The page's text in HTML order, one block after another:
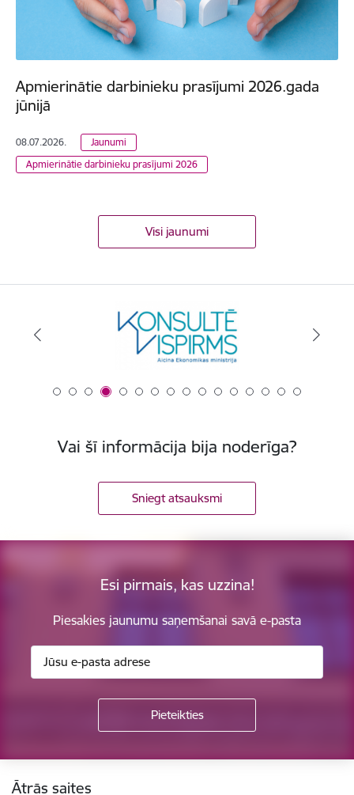
Apmierinātie darbinieku prasījumi 2026.gada
jūnijā
08.07.2026.
Jaunumi
Apmierinātie darbinieku prasījumi 2026
Visi jaunumi
Vai šī informācija bija noderīga?
Sniegt atsauksmi
Esi pirmais, kas uzzina!
Piesakies jaunumu saņemšanai savā e-pasta
Ātrās saites